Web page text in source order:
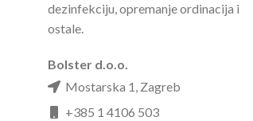
dezinfekciju, opremanje ordinacija i
ostale.
Bolster d.o.o.
Mostarska 1, Zagreb
+385 1 4106 503